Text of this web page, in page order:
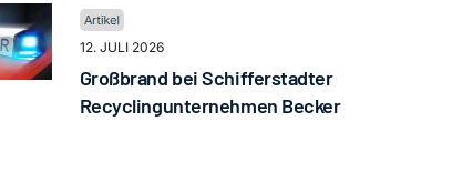
12. JULI 2026
Großbrand bei Schifferstadter
Recyclingunternehmen Becker